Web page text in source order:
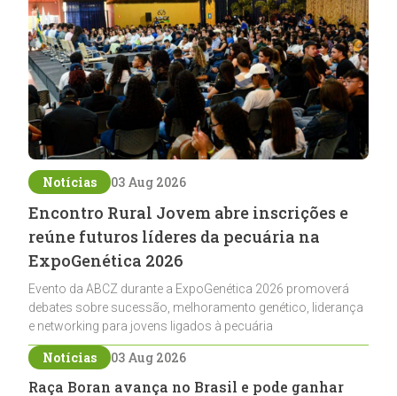
Notícias 03 Aug 2026
Encontro Rural Jovem abre inscrições e
reúne futuros líderes da pecuária na
ExpoGenética 2026
Evento da ABCZ durante a ExpoGenética 2026 promoverá
debates sobre sucessão, melhoramento genético, liderança
e networking para jovens ligados à pecuária
Notícias 03 Aug 2026
Raça Boran avança no Brasil e pode ganhar